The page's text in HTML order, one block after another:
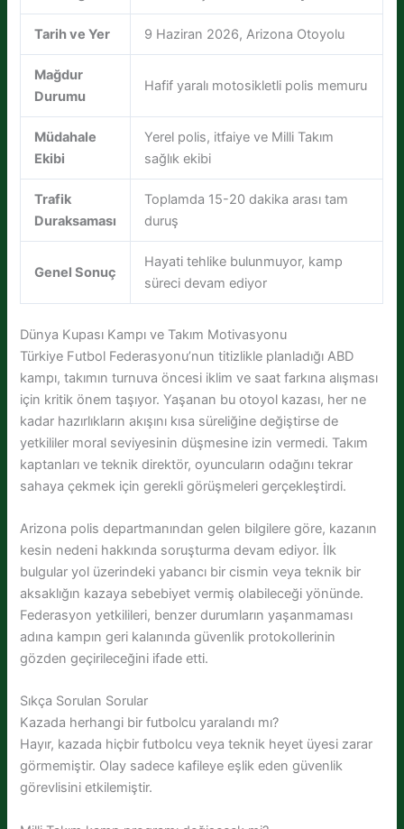
Tarih ve Yer 9 Haziran 2026, Arizona Otoyolu
Mağdur
Durumu
Hafif yaralı motosikletli polis memuru
Müdahale
Ekibi
Yerel polis, itfaiye ve Milli Takım
sağlık ekibi
Trafik
Duraksaması
Toplamda 15-20 dakika arası tam
duruş
Genel Sonuç
Hayati tehlike bulunmuyor, kamp
süreci devam ediyor
Dünya Kupası Kampı ve Takım Motivasyonu
Türkiye Futbol Federasyonu’nun titizlikle planladığı ABD
kampı, takımın turnuva öncesi iklim ve saat farkına alışması
için kritik önem taşıyor. Yaşanan bu otoyol kazası, her ne
kadar hazırlıkların akışını kısa süreliğine değiştirse de
yetkililer moral seviyesinin düşmesine izin vermedi. Takım
kaptanları ve teknik direktör, oyuncuların odağını tekrar
sahaya çekmek için gerekli görüşmeleri gerçekleştirdi.
Arizona polis departmanından gelen bilgilere göre, kazanın
kesin nedeni hakkında soruşturma devam ediyor. İlk
bulgular yol üzerindeki yabancı bir cismin veya teknik bir
aksaklığın kazaya sebebiyet vermiş olabileceği yönünde.
Federasyon yetkilileri, benzer durumların yaşanmaması
adına kampın geri kalanında güvenlik protokollerinin
gözden geçirileceğini ifade etti.
Sıkça Sorulan Sorular
Kazada herhangi bir futbolcu yaralandı mı?
Hayır, kazada hiçbir futbolcu veya teknik heyet üyesi zarar
görmemiştir. Olay sadece kafileye eşlik eden güvenlik
görevlisini etkilemiştir.